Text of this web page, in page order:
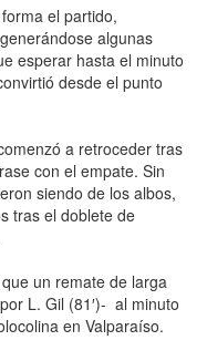
el partido,
algunas
esperar hasta el minuto
desde el punto
a retroceder tras
con el empate. Sin
siendo de los albos,
tras el doblete de
un remate de larga
L. Gil (81′)- al minuto
en Valparaíso.